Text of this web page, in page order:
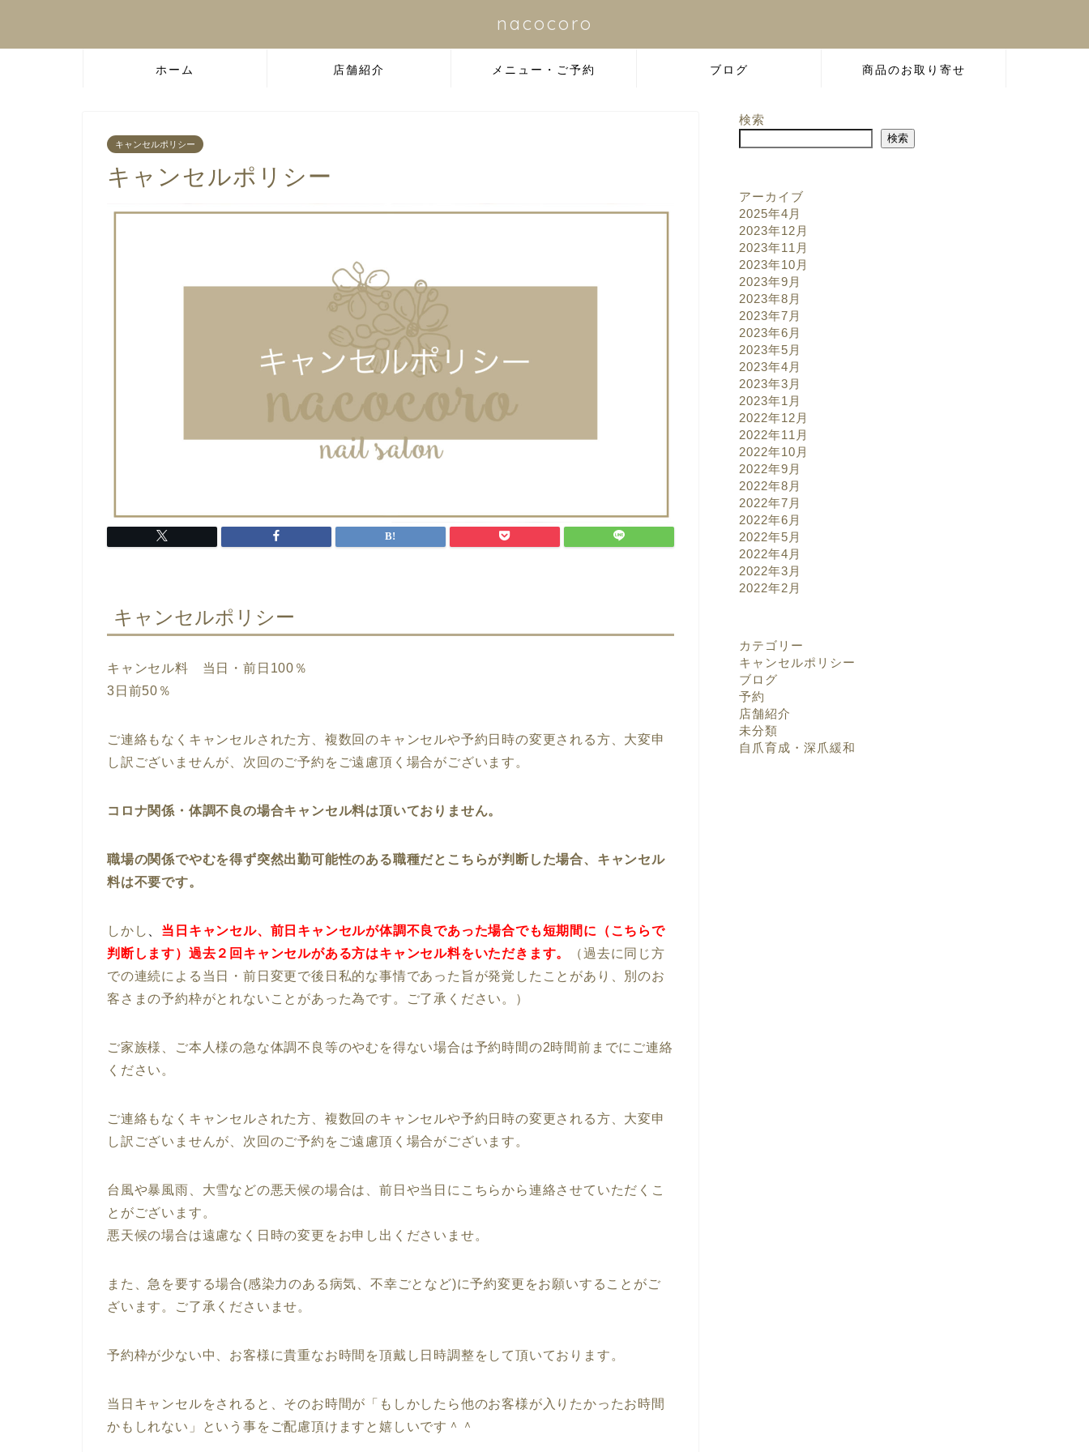
nacocoro
ホーム 店舗紹介 メニュー・ご予約 ブログ 商品のお取り寄せ
キャンセルポリシー
キャンセルポリシー
キャンセルポリシー
キャンセル料 当日・前日100％
3日前50％
ご連絡もなくキャンセルされた方、複数回のキャンセルや予約日時の変更される方、大変申
し訳ございませんが、次回のご予約をご遠慮頂く場合がございます。
コロナ関係・体調不良の場合キャンセル料は頂いておりません。
職場の関係でやむを得ず突然出勤可能性のある職種だとこちらが判断した場合、キャンセル
料は不要です。
しかし
当日キャンセル、前日キャンセルが体調不良であった場合でも短期間に（こちらで
判断します）過去２回キャンセルがある方はキャンセル料をいただきます。
（過去に同じ方
での連続による当日・前日変更で後日私的な事情であった旨が発覚したことがあり、別のお
客さまの予約枠がとれないことがあった為です。ご了承ください。）
ご家族様、ご本人様の急な体調不良等のやむを得ない場合は予約時間の2時間前までにご連絡
ください。
ご連絡もなくキャンセルされた方、複数回のキャンセルや予約日時の変更される方、大変申
し訳ございませんが、次回のご予約をご遠慮頂く場合がございます。
台風や暴風雨、大雪などの悪天候の場合は、前日や当日にこちらから連絡させていただくこ
とがございます。
悪天候の場合は遠慮なく日時の変更をお申し出くださいませ。
また、急を要する場合(感染力のある病気、不幸ごとなど)に予約変更をお願いすることがご
ざいます。ご了承くださいませ。
予約枠が少ない中、お客様に貴重なお時間を頂戴し日時調整をして頂いております。
当日キャンセルをされると、そのお時間が「もしかしたら他のお客様が入りたかったお時間
かもしれない」という事をご配慮頂けますと嬉しいです＾＾
検索
検索
アーカイブ
2025年4月
2023年12月
2023年11月
2023年10月
2023年9月
2023年8月
2023年7月
2023年6月
2023年5月
2023年4月
2023年3月
2023年1月
2022年12月
2022年11月
2022年10月
2022年9月
2022年8月
2022年7月
2022年6月
2022年5月
2022年4月
2022年3月
2022年2月
カテゴリー
キャンセルポリシー
ブログ
予約
店舗紹介
未分類
自爪育成・深爪緩和